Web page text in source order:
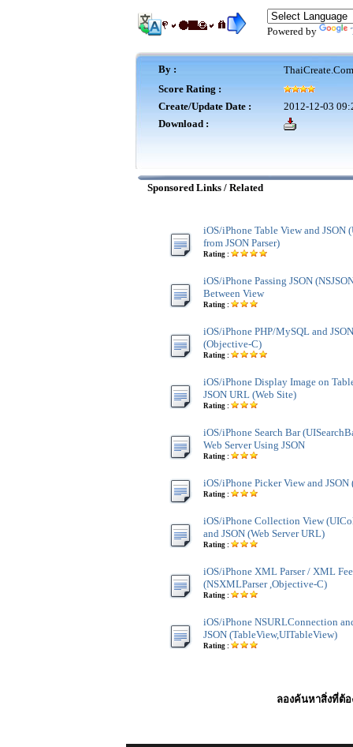
Powered by
By :
Score Rating :
Create/Update Date :
2012-12-03
Download :
Sponsored Links / Related
iOS/iPhone Table View and JSON
from JSON Parser)
Rating :
iOS/iPhone Passing JSON
Between View
Rating :
iOS/iPhone PHP/MySQL and
(Objective-C)
Rating :
iOS/iPhone Display Image on
JSON URL (Web Site)
Rating :
iOS/iPhone Search Bar
Web Server Using JSON
Rating :
iOS/iPhone Picker View and
Rating :
iOS/iPhone Collection View
and JSON (Web Server URL)
Rating :
iOS/iPhone XML Parser / XML
(NSXMLParser ,Objective-C)
Rating :
iOS/iPhone NSURLConnection
JSON (TableView,UITableView)
Rating :
ลองค้นหาสิ่งที่ต้อ